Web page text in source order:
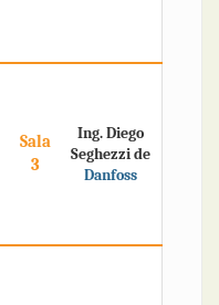
Sala
3
Ing. Diego
Seghezzi de
Danfoss